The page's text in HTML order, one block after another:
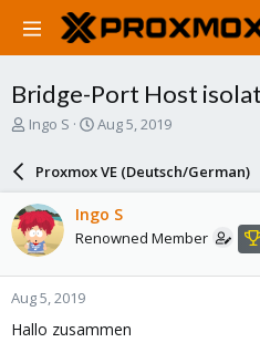
Bridge-Port Host
T
a
d
s
t
a
r
t
e
Ingo S
S
a
r
d
a
e
Aug 5, 2019
Proxmox VE (Deutsch/German)
Ingo S
Renowned Member
Aug 5, 2019
Hallo zusammen